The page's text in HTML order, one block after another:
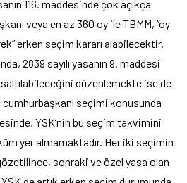
116. maddesinde çok açıkça
veya en az 360 oy ile TBMM, “oy
erken seçim kararı alabilecektir.
2839 sayılı yasanın 9. maddesi
düzenlemekte ise de
seçimi konusunda
YSK’nin bu seçim takvimini
yer almamaktadır. Her iki seçimin
sonraki ve özel yasa olan